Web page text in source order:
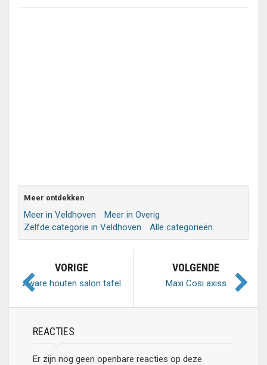
Meer ontdekken
Meer in Veldhoven
Meer in Overig
Zelfde categorie in Veldhoven
Alle categorieën
VORIGE
Zware houten salon tafel
VOLGENDE
Maxi Cosi axiss
REACTIES
Er zijn nog geen openbare reacties op deze